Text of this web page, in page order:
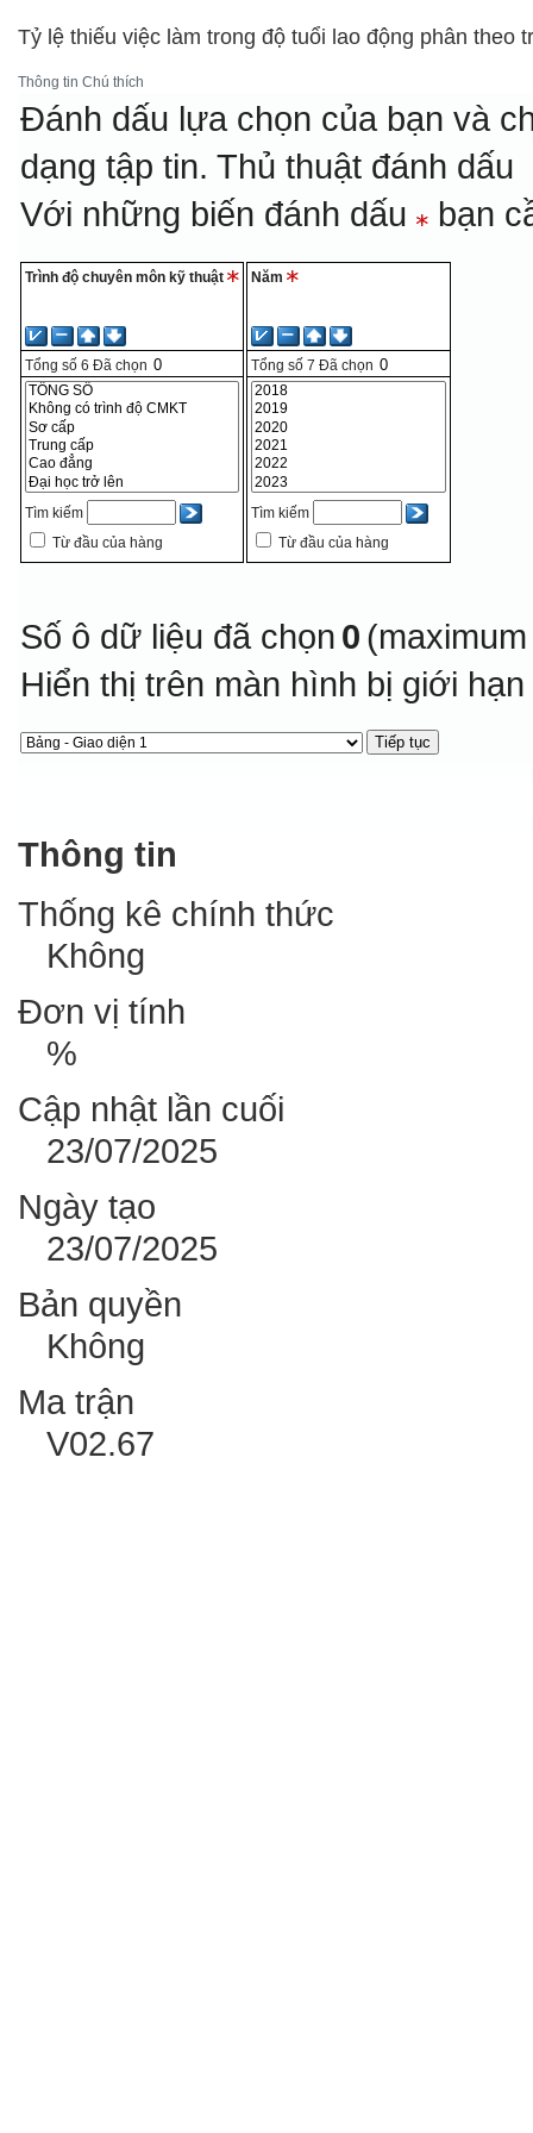
Tỷ lệ thiếu việc làm trong độ tuổi lao động phân theo
Thông tin Chú thích
Đánh dấu lựa chọn của bạn và
dạng tập tin.Thủ thuật đánh dấu
Với những biến đánh dấu bạn
Trình độ chuyên môn kỹ thuật
Tổng số 6 Đã chọn
Tìm kiếm
Từ đầu của hàng
Năm
Tổng số 7 Đã chọn
Tìm kiếm
Từ đầu của hàng
Số ô dữ liệu đã chọn 0
Hiển thị trên màn hình bị giới
Thông tin
Thống kê chính thức
Không
Đơn vị tính
%
Cập nhật lần cuối
23/07/2025
Ngày tạo
23/07/2025
Bản quyền
Không
Ma trận
V02.67